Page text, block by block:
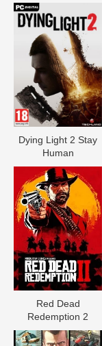
Dying Light 2 Stay
Human
Red Dead
Redеmption 2